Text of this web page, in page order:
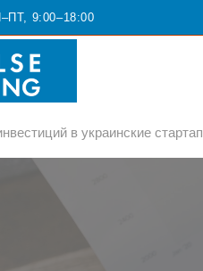
9:00–18:00
в украинские